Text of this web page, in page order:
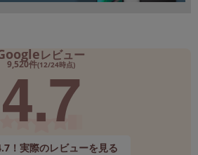
レビュー
9,520件(12/24時点)
4.7
！実際のレビューを見る